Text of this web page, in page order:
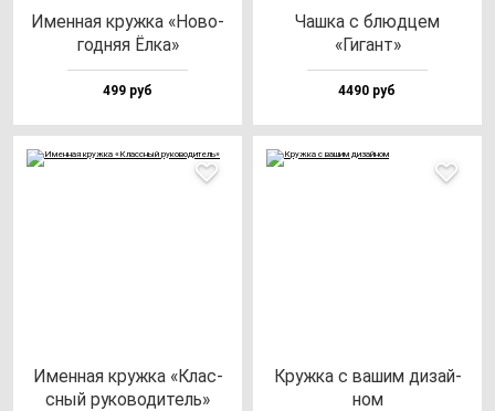
Имен­ная круж­ка «Ново­
год­няя Ёлка»
499 руб
Чаш­ка с блюд­цем
«Гигант»
4490 руб
Имен­ная круж­ка «Клас­
сный ру­ко­во­ди­тель»
Круж­ка с ва­шим ди­зай­
ном